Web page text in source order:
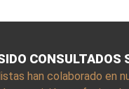
CONSULTADOS
han colaborado en